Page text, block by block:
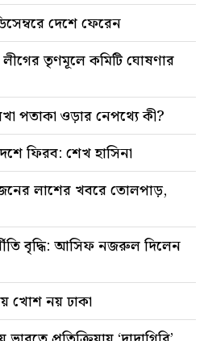
দেশে ফেরেন
লীগের তৃণমূলে কমিটি ঘোষণার
পতাকা ওড়ার নেপথ্যে কী?
ফিরব: শেখ হাসিনা
লাশের খবরে তোলপাড়,
বৃদ্ধি: আসিফ নজরুল দিলেন
খোশ নয় ঢাকা